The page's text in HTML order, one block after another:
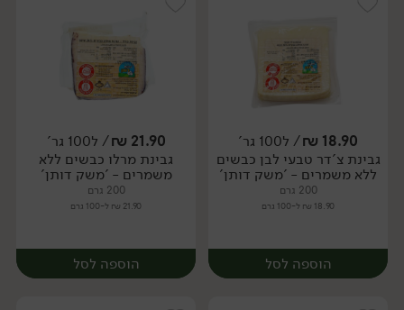
יח׳ יח׳
18.90
₪/ ל100 גר'
גבינת צ'דר טבעי לבן כבשים
ללא משמרים - 'משק דותן'
200 גרם
18.90 ₪ ל-100 גרם
הוספה לסל
21.90
₪/ ל100 גר'
גבינת מרלו כבשים ללא
משמרים - 'משק דותן'
200 גרם
21.90 ₪ ל-100 גרם
הוספה לסל